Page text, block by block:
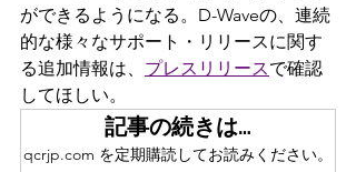
ができるようになる。D-Waveの、連続
的な様々なサポート・リリースに関す
る追加情報は、 プレスリリースで確認
してほしい。
記事の続きは…
qcrjp.com を定期購読してお読みください。